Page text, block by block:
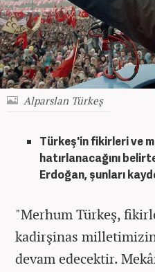
Alparslan Türkeş
Türkeş'in fikirleri ve
hatırlanacağını
Erdoğan, şunları
"Merhum Türkeş,
kadirşinas
devam edecektir.